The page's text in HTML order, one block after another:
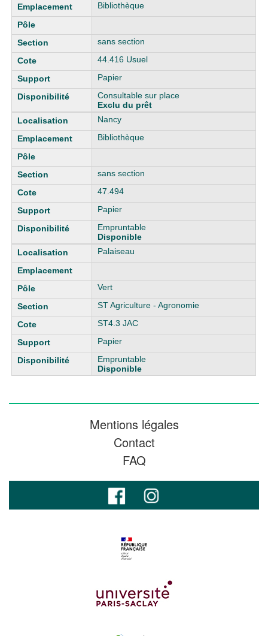
Bibliothèque
sans section
44.416 Usuel
Papier
Consultable sur place
Exclu du prêt
Nancy
Bibliothèque
sans section
47.494
Papier
Empruntable
Disponible
Palaiseau
Vert
ST Agriculture - Agronomie
ST4.3 JAC
Papier
Empruntable
Disponible
Mentions légales
Contact
FAQ